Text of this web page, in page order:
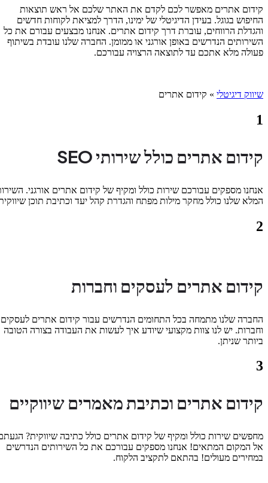
קידום אתרים מאפשר לכם לקדם את האתר שלכם אל ראש תוצאות
החיפוש בגוגל. בעידן הדיגיטלי של ימינו, הדרך למציאת לקוחות חדשים
והגדלת הרווחים, עוברת דרך קידום אתרים. אנחנו מבצעים עבורם את כל
השירותים הנדרשים באופן אורגני או ממומן. החברה שלנו עובדת בשיתוף
פעולה מלא אתכם עד לתוצאה הרצויה עבורכם.
שיווק דיגיטלי » קידום אתרים
1
קידום אתרים כולל שירותי SEO
אנחנו מספקים עבורכם שירות כולל ומקיף של קידום אתרים אורגני. השירות
המלא שלנו כולל מחקר מילות מפתח והגדרת קהל יעד וכתיבת תוכן שיווקית.
2
קידום אתרים לעסקים וחברות
החברה שלנו מתמחה בכל התחומים הנדרשים עבור קידום אתרים לעסקים
וחברות. יש לנו צוות מקצועי שיודע איך לעשות את העבודה בצורה הטובה
ביותר שניתן.
3
קידום אתרים וכתיבת מאמרים שיווקיים
מחפשים שירות כולל ומקיף של קידום אתרים כולל כתיבה שיווקית? הגעתם
אל המקום המתאים! אנחנו מספקים עבורכם את כל השירותים הנדרשים
במחירים מעולים! בהתאם לתקציב הלקוח.